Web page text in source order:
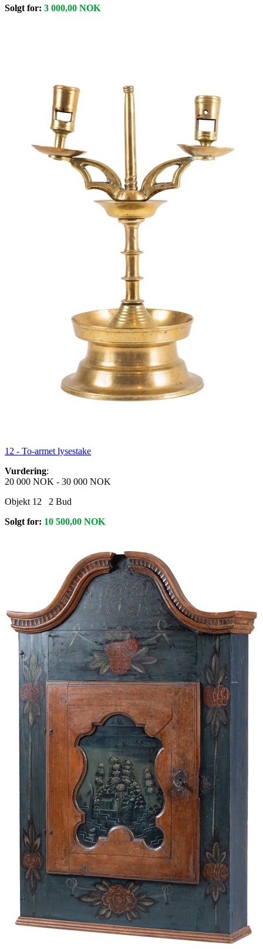
Solgt for: 3 000,00 NOK
12 - To-armet lysestake
Vurdering:
20 000 NOK - 30 000 NOK
Objekt 12
2 Bud
Solgt for: 10 500,00 NOK